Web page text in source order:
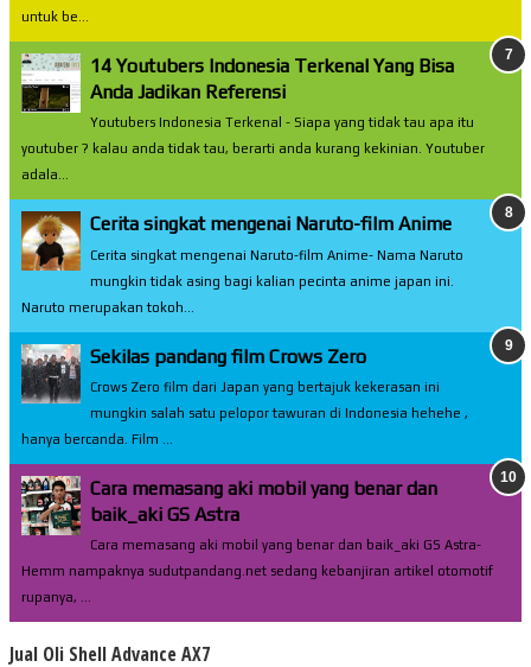
untuk be...
14 Youtubers Indonesia Terkenal Yang Bisa
Anda Jadikan Referensi
Youtubers Indonesia Terkenal - Siapa yang tidak tau apa itu
youtuber ? kalau anda tidak tau, berarti anda kurang kekinian. Youtuber
adala...
Cerita singkat mengenai Naruto-film Anime
Cerita singkat mengenai Naruto-film Anime- Nama Naruto
mungkin tidak asing bagi kalian pecinta anime japan ini.
Naruto merupakan tokoh...
Sekilas pandang film Crows Zero
Crows Zero film dari Japan yang bertajuk kekerasan ini
mungkin salah satu pelopor tawuran di Indonesia hehehe ,
hanya bercanda. Film ...
Cara memasang aki mobil yang benar dan
baik_aki GS Astra
Cara memasang aki mobil yang benar dan baik_aki GS Astra-
Hemm nampaknya sudutpandang.net sedang kebanjiran artikel otomotif
rupanya, ...
Jual Oli Shell Advance AX7